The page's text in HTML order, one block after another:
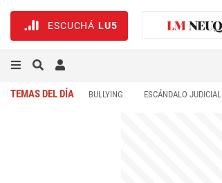
ESCUCHÁ LU5
TEMAS DEL DÍA BULLYING ESCÁNDALO JUDICIAL